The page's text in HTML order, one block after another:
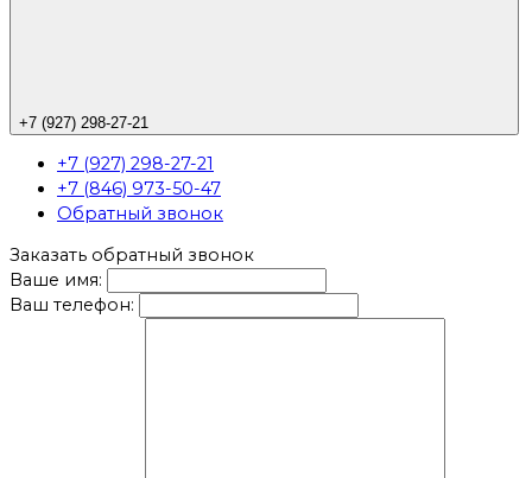
+7 (927) 298-27-21
+7 (927) 298-27-21
+7 (846) 973-50-47
Обратный звонок
Заказать обратный звонок
Ваше имя:
Ваш телефон: